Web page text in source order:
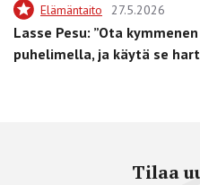
Elämäntaito 27.5.2026
Lasse Pesu: ”Ota
puhelimella, ja käytä se
Tilaa